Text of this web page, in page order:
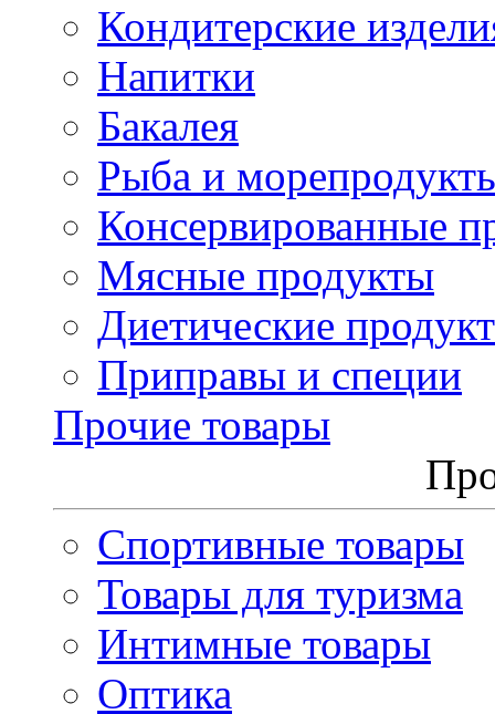
Кондитерские
Напитки
Бакалея
Рыба и
Консервированные
Мясные продукты
Диетические
Приправы и специи
Прочие товары
Спортивные товары
Товары для туризма
Интимные товары
Оптика